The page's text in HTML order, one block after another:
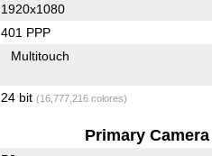
1920x1080
401 PPP
Multitouch
24 bit (16,777,216 colores)
Primary Camera